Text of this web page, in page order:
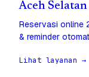
Aceh Selatan
Reservasi online
& reminder
Lihat layanan →